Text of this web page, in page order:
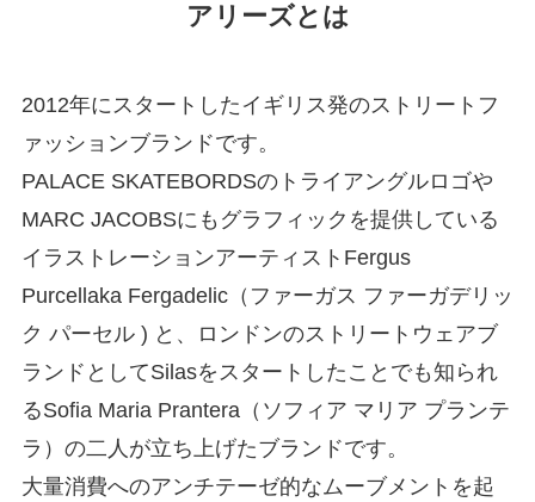
アリーズとは
2012年にスタートしたイギリス発のストリートフ
ァッションブランドです。
PALACE SKATEBORDSのトライアングルロゴや
MARC JACOBSにもグラフィックを提供している
イラストレーションアーティストFergus
Purcellaka Fergadelic（ファーガス ファーガデリッ
ク パーセル ) と、ロンドンのストリートウェアブ
ランドとしてSilasをスタートしたことでも知られ
るSofia Maria Prantera（ソフィア マリア プランテ
ラ）の二人が立ち上げたブランドです。
大量消費へのアンチテーゼ的なムーブメントを起